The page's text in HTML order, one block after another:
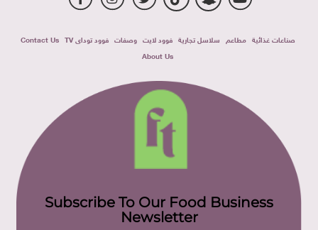
صناعات غذائية مطاعم سلاسل تجارية فوود لايت وصفات فوود توداى TV
Contact Us
About Us
Subscribe To Our Food Business
Newsletter